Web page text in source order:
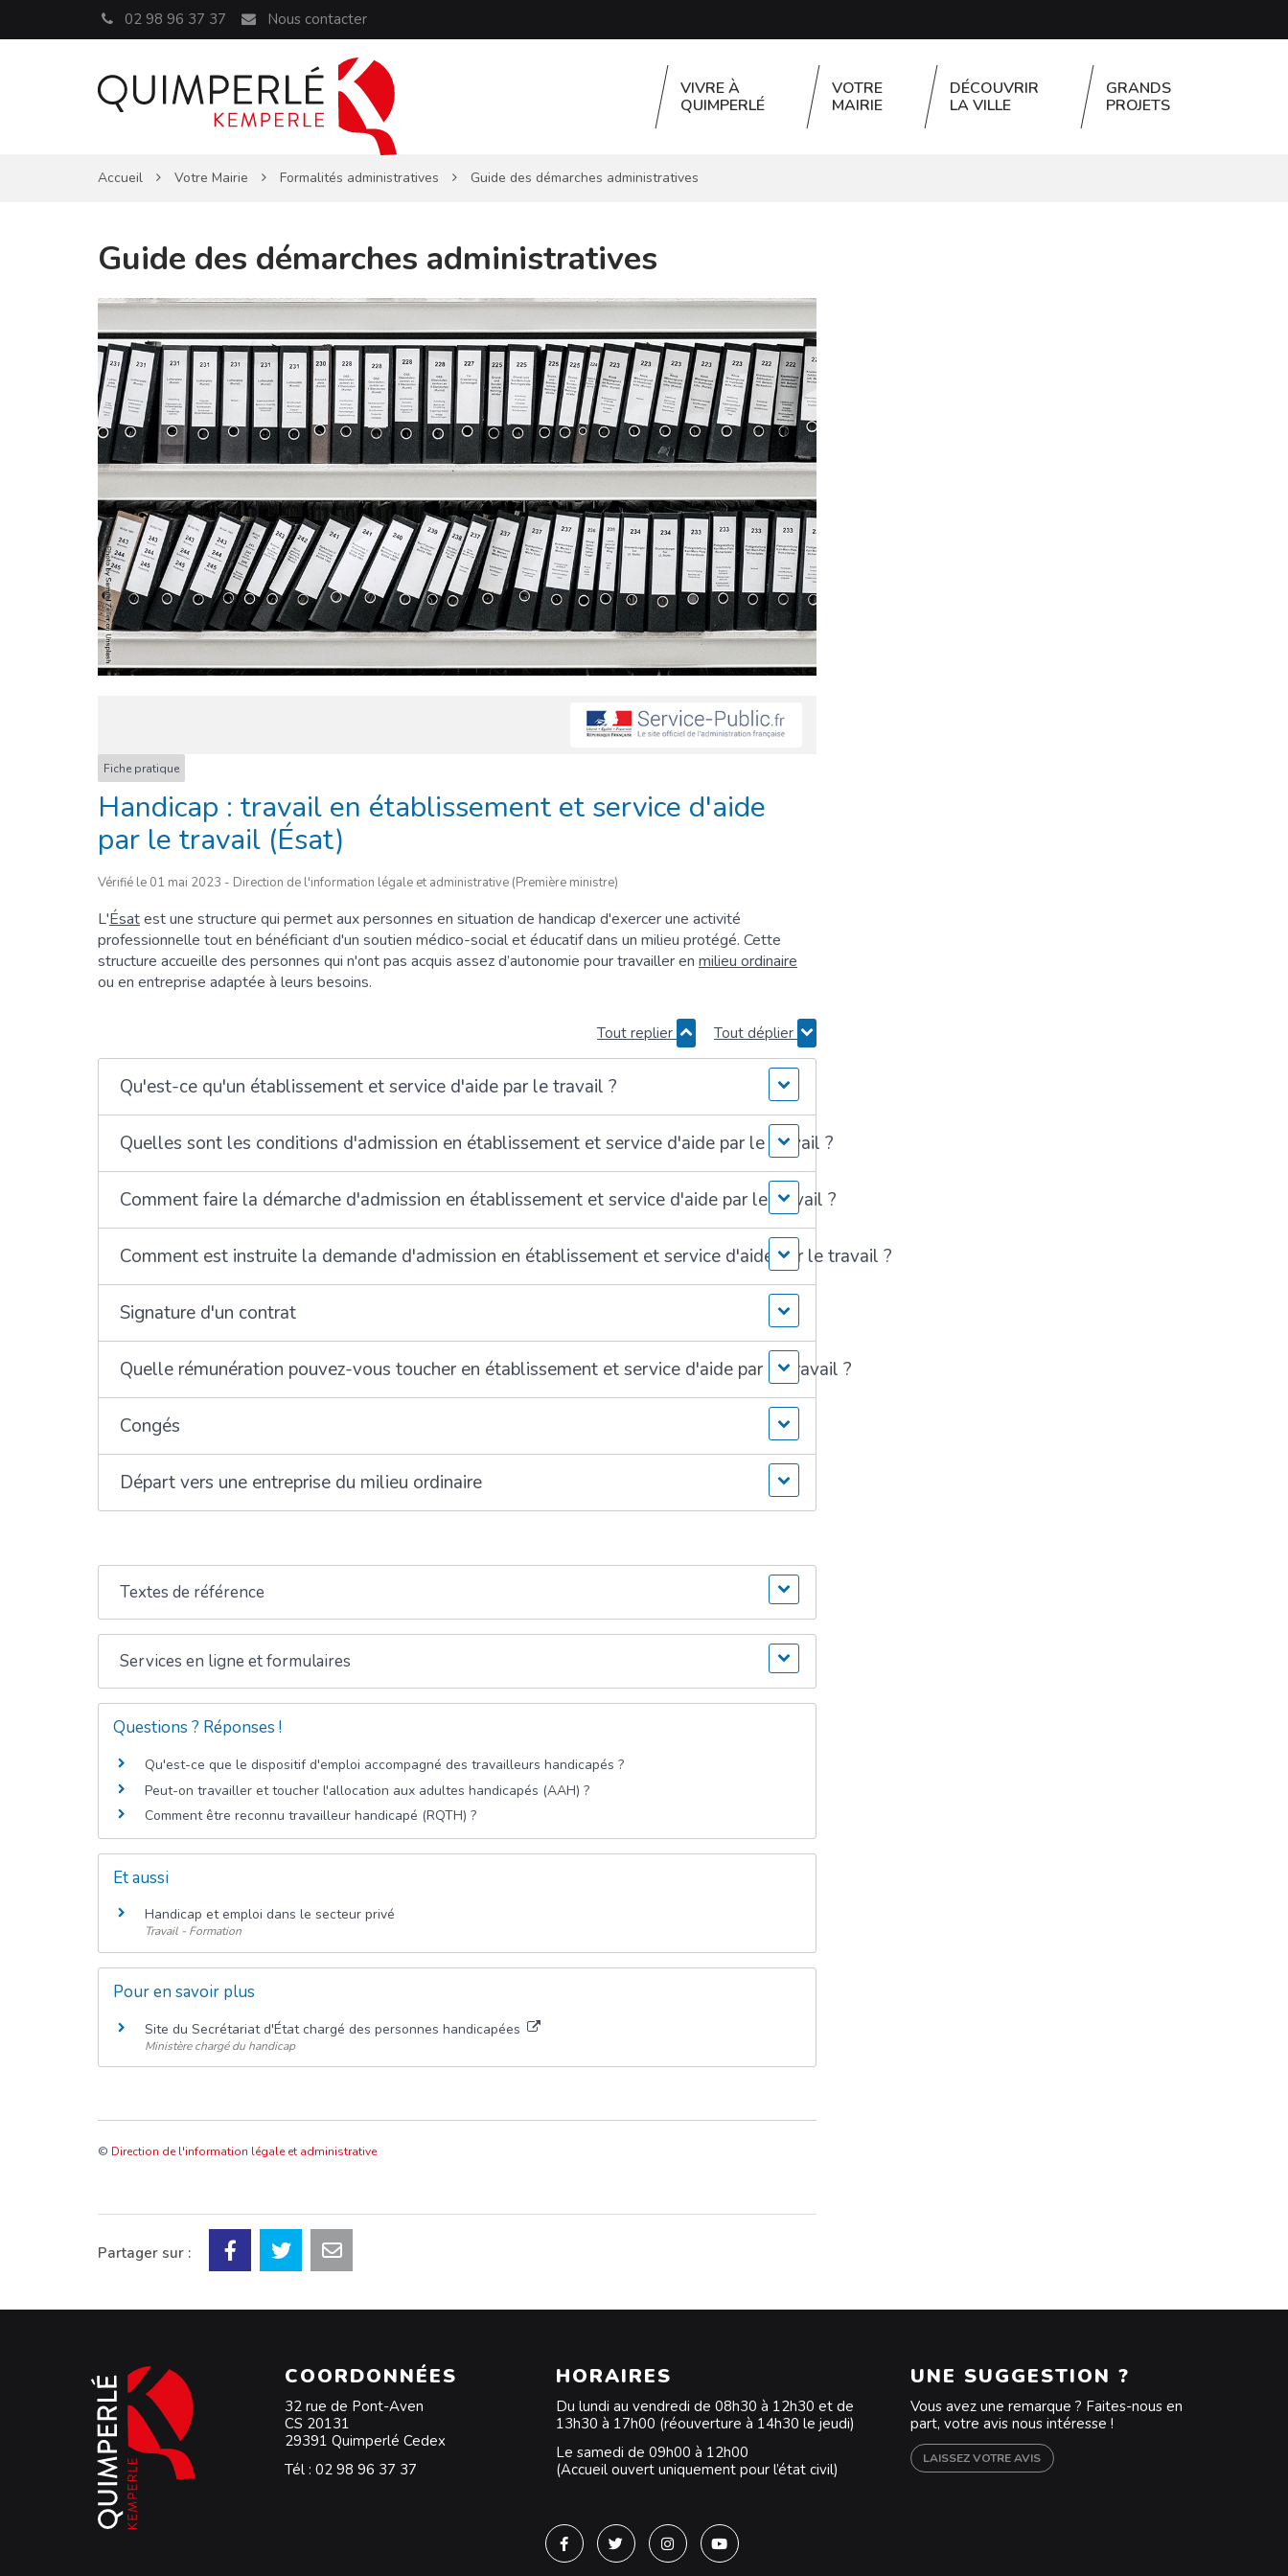
02 98 96 37 37 Nous contacter
VIVRE À
QUIMPERLÉ
VOTRE
MAIRIE
DÉCOUVRIR
LA VILLE
GRANDS
PROJETS
Accueil Votre Mairie Formalités administratives Guide des démarches administratives
Guide des démarches administratives
Fiche pratique
Handicap : travail en établissement et service d'aide
par le travail (Ésat)
Vérifié le 01 mai 2023 - Direction de l'information légale et administrative (Première ministre)
L'Ésatest une structure qui permet aux personnes en situation de handicap d'exercer une activité
professionnelle tout en bénéficiant d'un soutien médico-social et éducatif dans un milieu protégé. Cette
structure accueille des personnes qui n'ont pas acquis assez d’autonomie pour travailler en milieu ordinaire
ou en entreprise adaptée à leurs besoins.
Tout replier Tout déplier
Qu'est-ce qu'un établissement et service d'aide par le travail ?
Quelles sont les conditions d'admission en établissement et service d'aide par le travail ?
Comment faire la démarche d'admission en établissement et service d'aide par le travail ?
Comment est instruite la demande d'admission en établissement et service d'aide par le travail ?
Signature d'un contrat
Quelle rémunération pouvez-vous toucher en établissement et service d'aide par le travail ?
Congés
Départ vers une entreprise du milieu ordinaire
Textes de référence
Services en ligne et formulaires
Questions ? Réponses !
Qu'est-ce que le dispositif d'emploi accompagné des travailleurs handicapés ?
Peut-on travailler et toucher l'allocation aux adultes handicapés (AAH) ?
Comment être reconnu travailleur handicapé (RQTH) ?
Et aussi
Handicap et emploi dans le secteur privé
Travail - Formation
Pour en savoir plus
Site du Secrétariat d'État chargé des personnes handicapées
Ministère chargé du handicap
© Direction de l'information légale et administrative
Partager sur :
COORDONNÉES
32 rue de Pont-Aven
CS 20131
29391 Quimperlé Cedex
Tél : 02 98 96 37 37
HORAIRES
Du lundi au vendredi de 08h30 à 12h30 et de
13h30 à 17h00 (réouverture à 14h30 le jeudi)
Le samedi de 09h00 à 12h00
(Accueil ouvert uniquement pour l’état civil)
UNE SUGGESTION ?
Vous avez une remarque ? Faites-nous en
part, votre avis nous intéresse !
LAISSEZ VOTRE AVIS
Lien vers le compte Facebook
Lien vers le compte Twitter
Lien vers le compte Instagram
Lien vers la chaîne Youtube